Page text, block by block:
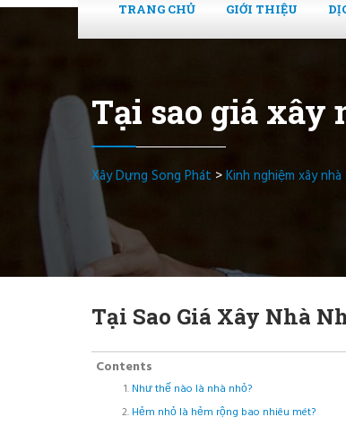
TRANG CHỦ GIỚI THIỆU
Tại sao giá xây
Xây Dựng Song Phát >Kinh nghiệm xây nhà
Tại Sao Giá Xây Nhà
Contents
Như thế nào là nhà nhỏ?
Hẻm nhỏ là hẻm rộng bao nhiêu mét?